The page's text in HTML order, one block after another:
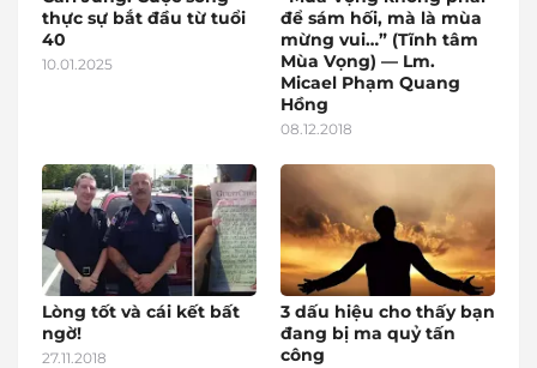
thực sự bắt đầu từ tuổi
40
10.01.2025
để sám hối, mà là mùa
mừng vui…” (Tĩnh tâm
Mùa Vọng) — Lm.
Micael Phạm Quang
Hồng
08.12.2018
Lòng tốt và cái kết bất
ngờ!
27.11.2018
3 dấu hiệu cho thấy bạn
đang bị ma quỷ tấn
công